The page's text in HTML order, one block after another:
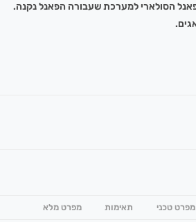
הסולארי למערכת שעבורה הפאנל נקנה.
מפרט טכני תאימות מפרט מלא